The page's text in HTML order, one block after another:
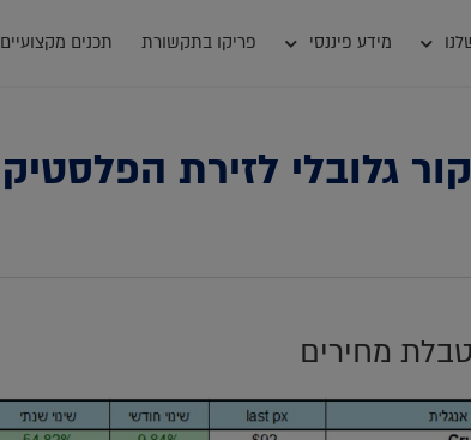
מידע פיננסי פריקו בתקשורת תכנים מקצועיים
גלובלי לזירת הפלסטיק
טבלת מחירים